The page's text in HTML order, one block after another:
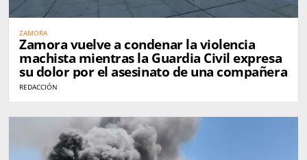
ZAMORA
Zamora vuelve a condenar la violencia
machista mientras la Guardia Civil expresa
su dolor por el asesinato de una compañera
REDACCIÓN